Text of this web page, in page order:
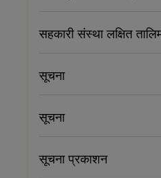
सहकारी संस्था लक्षित
सूचना
सूचना
सूचना प्रकाशन